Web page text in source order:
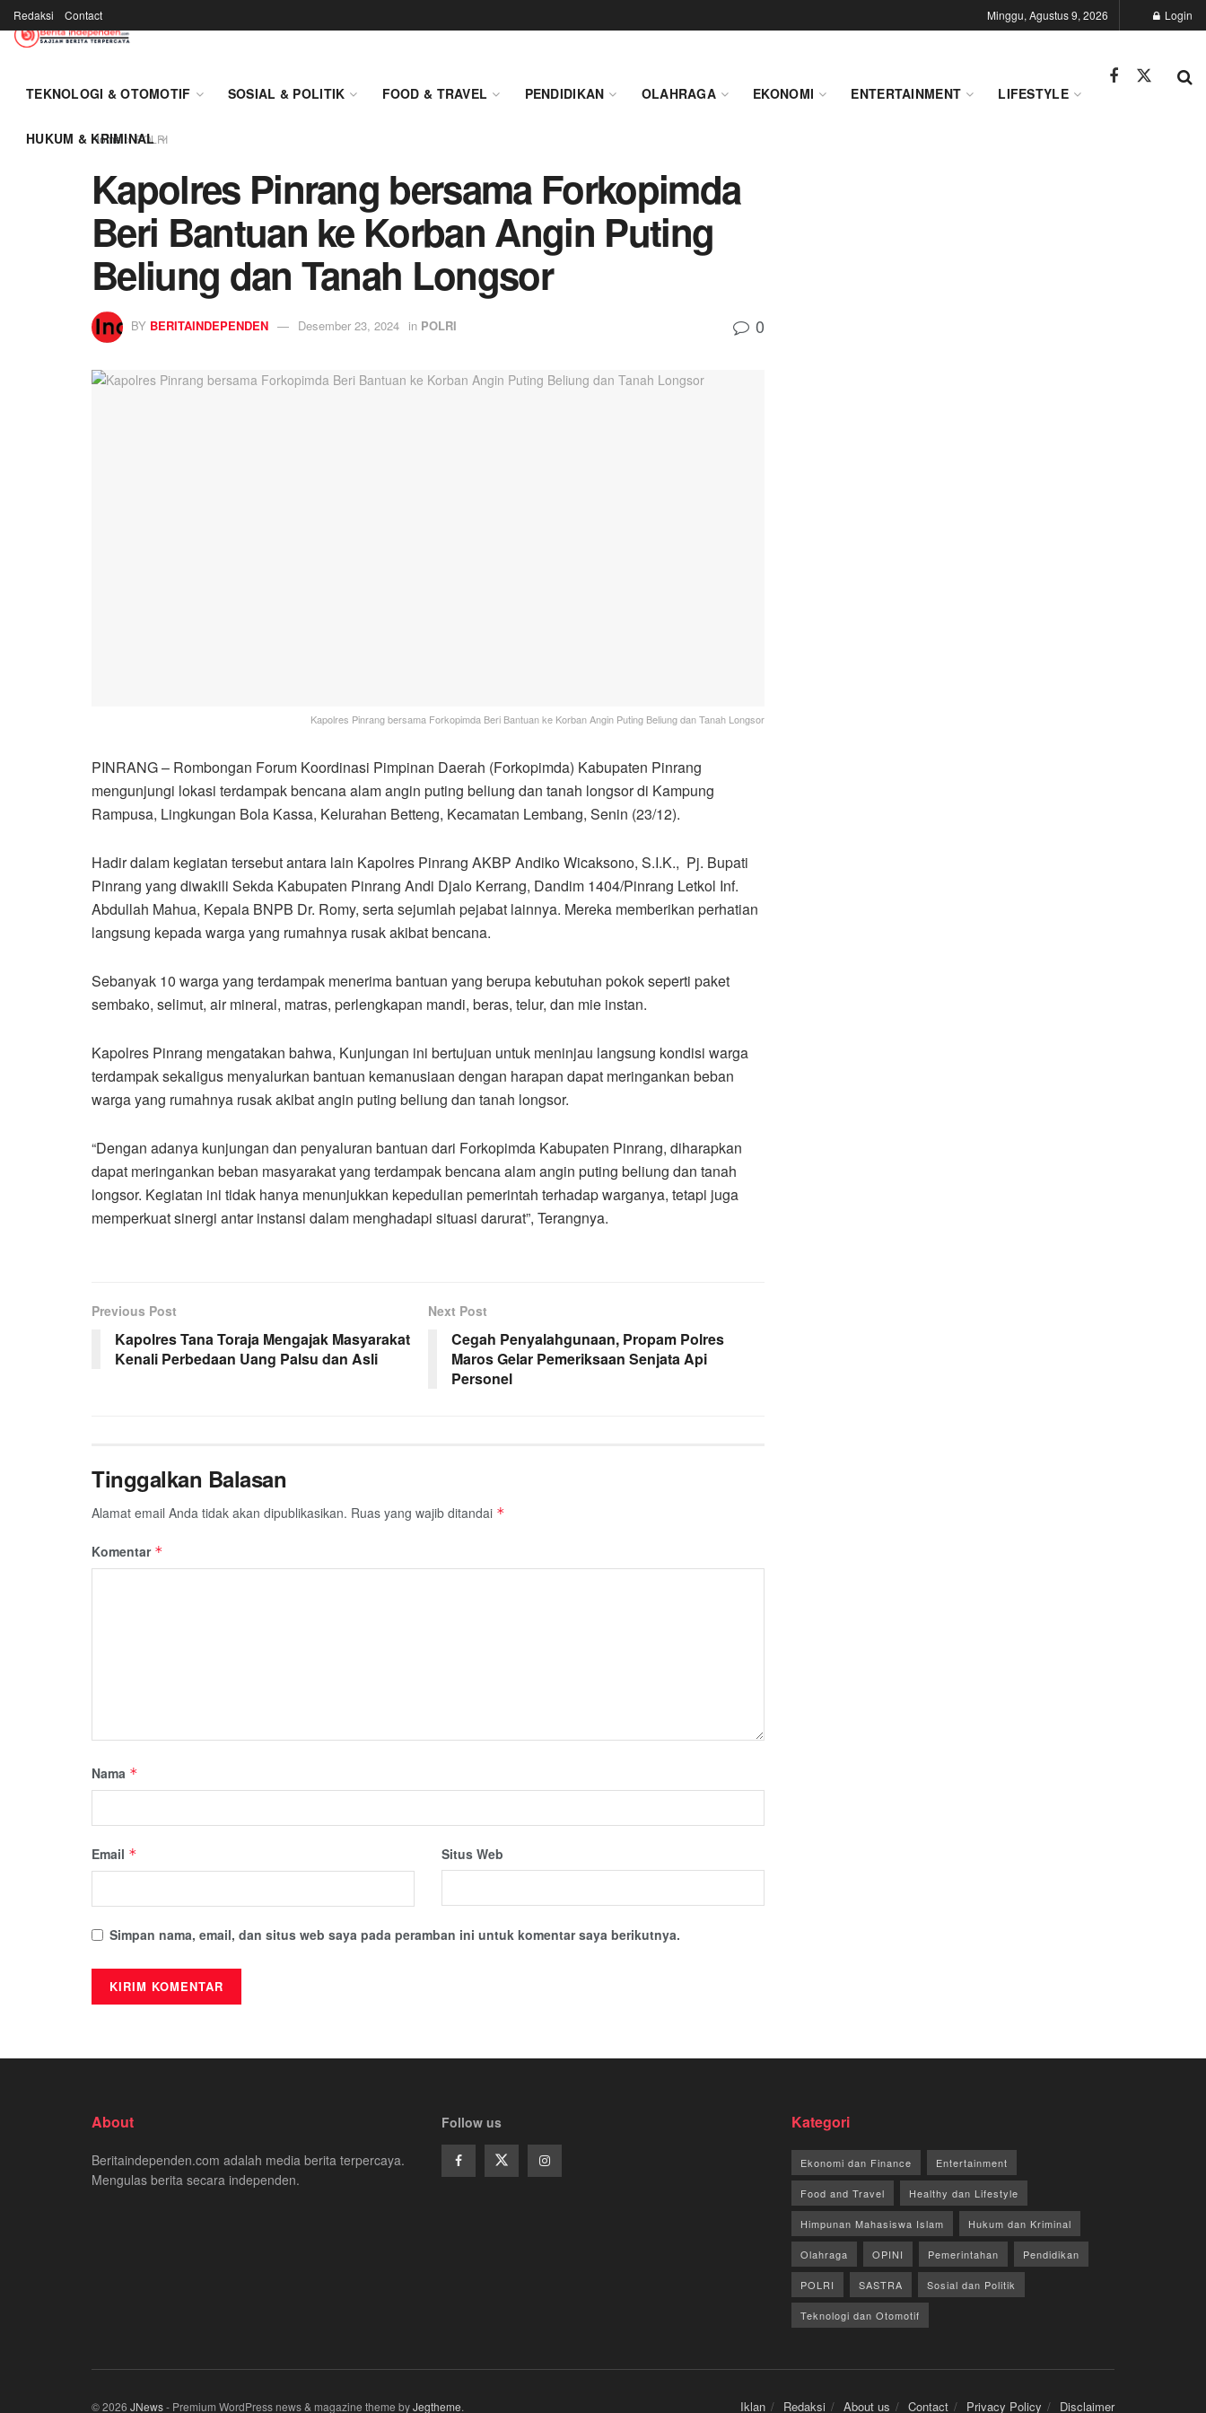
Redaksi Contact Minggu, Agustus 9, 2026 Login
TEKNOLOGI & OTOMOTIF SOSIAL & POLITIK FOOD & TRAVEL PENDIDIKAN OLAHRAGA EKONOMI ENTERTAINMENT LIFESTYLE
HUKUM & KRIMINAL
Home POLRI
Kapolres Pinrang bersama Forkopimda
Beri Bantuan ke Korban Angin Puting
Beliung dan Tanah Longsor
BY BERITAINDEPENDEN Desember 23, 2024 in POLRI 0
Kapolres Pinrang bersama Forkopimda Beri Bantuan ke Korban Angin Puting Beliung dan Tanah Longsor
PINRANG – Rombongan Forum Koordinasi Pimpinan Daerah (Forkopimda) Kabupaten Pinrang
mengunjungi lokasi terdampak bencana alam angin puting beliung dan tanah longsor di Kampung
Rampusa, Lingkungan Bola Kassa, Kelurahan Betteng, Kecamatan Lembang, Senin (23/12).
Hadir dalam kegiatan tersebut antara lain Kapolres Pinrang AKBP Andiko Wicaksono, S.I.K., Pj. Bupati
Pinrang yang diwakili Sekda Kabupaten Pinrang Andi Djalo Kerrang, Dandim 1404/Pinrang Letkol Inf.
Abdullah Mahua, Kepala BNPB Dr. Romy, serta sejumlah pejabat lainnya. Mereka memberikan perhatian
langsung kepada warga yang rumahnya rusak akibat bencana.
Sebanyak 10 warga yang terdampak menerima bantuan yang berupa kebutuhan pokok seperti paket
sembako, selimut, air mineral, matras, perlengkapan mandi, beras, telur, dan mie instan.
Kapolres Pinrang mengatakan bahwa, Kunjungan ini bertujuan untuk meninjau langsung kondisi warga
terdampak sekaligus menyalurkan bantuan kemanusiaan dengan harapan dapat meringankan beban
warga yang rumahnya rusak akibat angin puting beliung dan tanah longsor.
“Dengan adanya kunjungan dan penyaluran bantuan dari Forkopimda Kabupaten Pinrang, diharapkan
dapat meringankan beban masyarakat yang terdampak bencana alam angin puting beliung dan tanah
longsor. Kegiatan ini tidak hanya menunjukkan kepedulian pemerintah terhadap warganya, tetapi juga
memperkuat sinergi antar instansi dalam menghadapi situasi darurat”, Terangnya.
Previous Post
Kapolres Tana Toraja Mengajak Masyarakat
Kenali Perbedaan Uang Palsu dan Asli
Next Post
Cegah Penyalahgunaan, Propam Polres
Maros Gelar Pemeriksaan Senjata Api
Personel
Tinggalkan Balasan
Alamat email Anda tidak akan dipublikasikan. Ruas yang wajib ditandai *
Komentar *
Nama *
Email * Situs Web
Simpan nama, email, dan situs web saya pada peramban ini untuk komentar saya berikutnya.
About
Beritaindependen.com adalah media berita terpercaya.
Mengulas berita secara independen.
Follow us Kategori
Ekonomi dan Finance Entertainment
Food and Travel Healthy dan Lifestyle
Himpunan Mahasiswa Islam Hukum dan Kriminal
Olahraga OPINI Pemerintahan Pendidikan
POLRI SASTRA Sosial dan Politik
Teknologi dan Otomotif
Iklan Redaksi About us Contact Privacy Policy Disclaimer
© 2026 JNews- Premium WordPress news & magazine theme byJegtheme.